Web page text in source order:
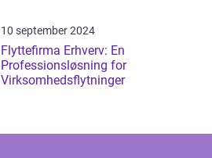
10 september 2024
Flyttefirma Erhverv: En
Professionsløsning for
Virksomhedsflytninger